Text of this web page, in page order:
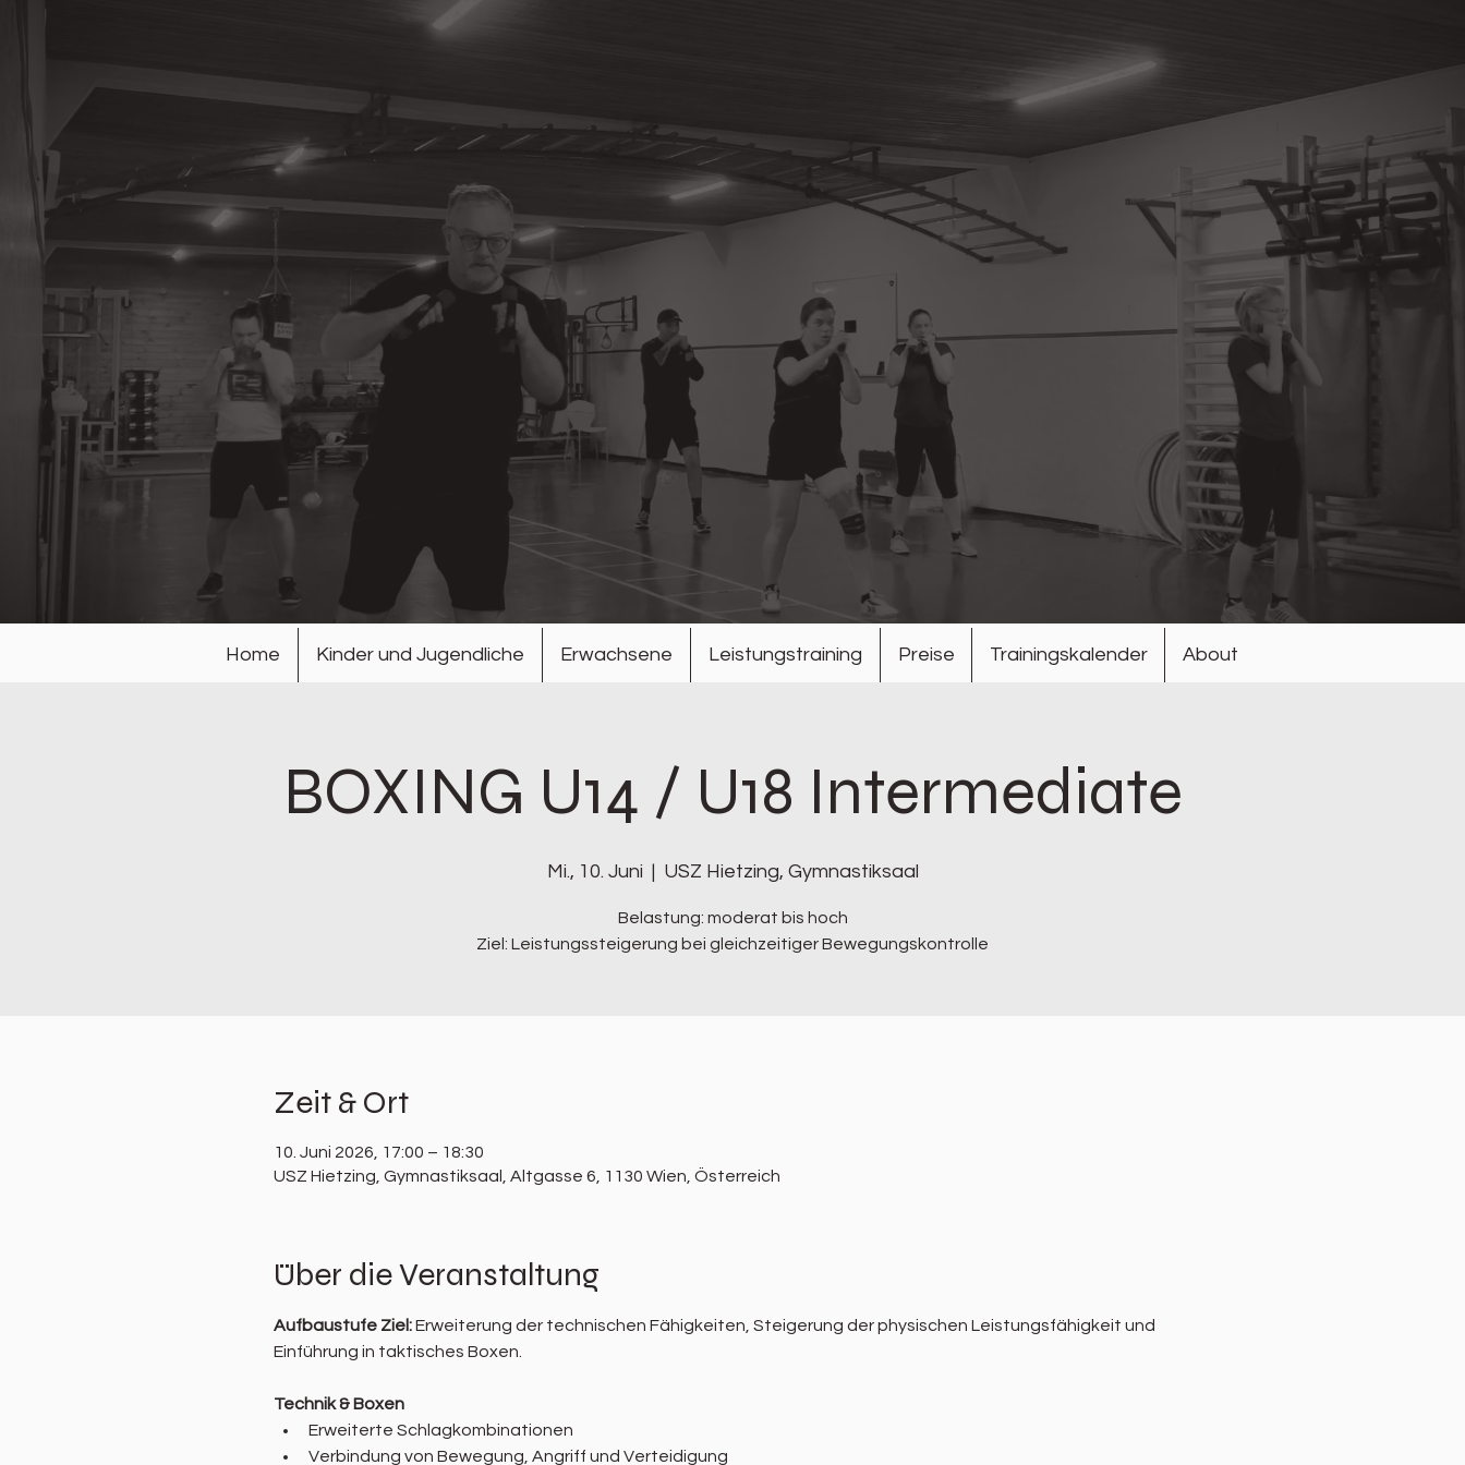
Home Kinder und Jugendliche Erwachsene Leistungstraining Preise Trainingskalender About
BOXING U14 / U18 Intermediate
Mi., 10. Juni
  |
USZ Hietzing, Gymnastiksaal
Belastung: moderat bis hoch
Ziel: Leistungssteigerung bei gleichzeitiger Bewegungskontrolle
Zeit & Ort
10. Juni 2026, 17:00 – 18:30
USZ Hietzing, Gymnastiksaal, Altgasse 6, 1130 Wien, Österreich
Über die Veranstaltung
Aufbaustufe Ziel: Erweiterung der technischen Fähigkeiten, Steigerung der physischen Leistungsfähigkeit und
Einführung in taktisches Boxen.
Technik & Boxen
Erweiterte Schlagkombinationen
Verbindung von Bewegung, Angriff und Verteidigung